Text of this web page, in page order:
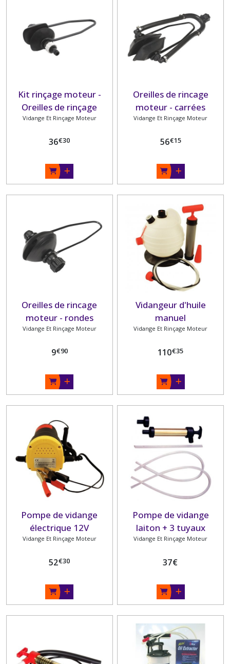
Kit rinçage moteur -
Oreilles de rinçage
Vidange Et Rinçage Moteur
36€30
Oreilles de rincage
moteur - carrées
Vidange Et Rinçage Moteur
56€15
Oreilles de rincage
moteur - rondes
Vidange Et Rinçage Moteur
9€90
Vidangeur d'huile
manuel
Vidange Et Rinçage Moteur
110€35
Pompe de vidange
électrique 12V
Vidange Et Rinçage Moteur
52€30
Pompe de vidange
laiton + 3 tuyaux
Vidange Et Rinçage Moteur
37€